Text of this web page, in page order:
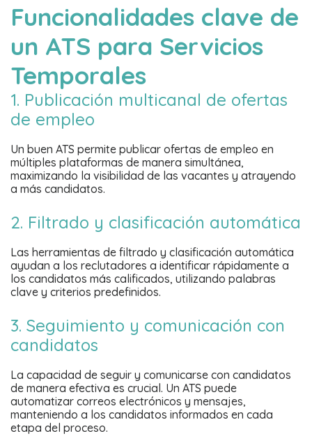
Funcionalidades clave de
un ATS para Servicios
Temporales
1. Publicación multicanal de ofertas
de empleo
Un buen ATS permite publicar ofertas de empleo en
múltiples plataformas de manera simultánea,
maximizando la visibilidad de las vacantes y atrayendo
a más candidatos.
2. Filtrado y clasificación automática
Las herramientas de filtrado y clasificación automática
ayudan a los reclutadores a identificar rápidamente a
los candidatos más calificados, utilizando palabras
clave y criterios predefinidos.
3. Seguimiento y comunicación con
candidatos
La capacidad de seguir y comunicarse con candidatos
de manera efectiva es crucial. Un ATS puede
automatizar correos electrónicos y mensajes,
manteniendo a los candidatos informados en cada
etapa del proceso.